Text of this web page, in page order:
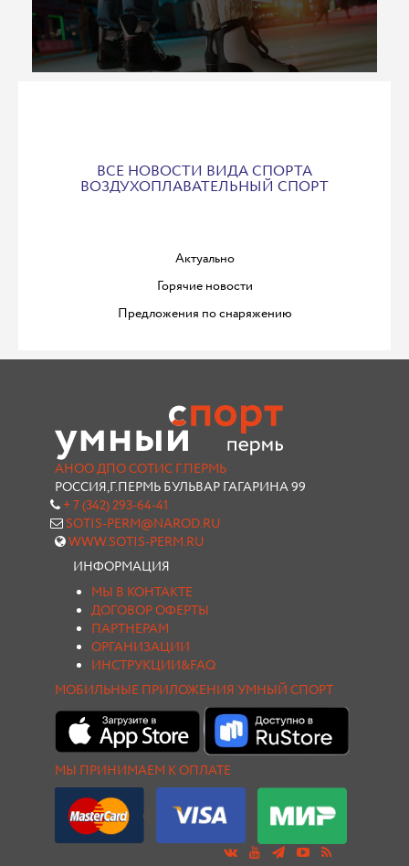
ВСЕ НОВОСТИ ВИДА СПОРТА
ВОЗДУХОПЛАВАТЕЛЬНЫЙ СПОРТ
Актуально
Горячие новости
Предложения по снаряжению
АНОО ДПО СОТИС Г.ПЕРМЬ
РОССИЯ,Г.ПЕРМЬ БУЛЬВАР ГАГАРИНА 99
+ 7 (342) 293-64-41
SOTIS-PERM@NAROD.RU
WWW.SOTIS-PERM.RU
ИНФОРМАЦИЯ
МЫ В КОНТАКТЕ
ДОГОВОР ОФЕРТЫ
ПАРТНЕРАМ
ОРГАНИЗАЦИИ
ИНСТРУКЦИИ&FAQ
МОБИЛЬНЫЕ ПРИЛОЖЕНИЯ УМНЫЙ СПОРТ
МЫ ПРИНИМАЕМ К ОПЛАТЕ